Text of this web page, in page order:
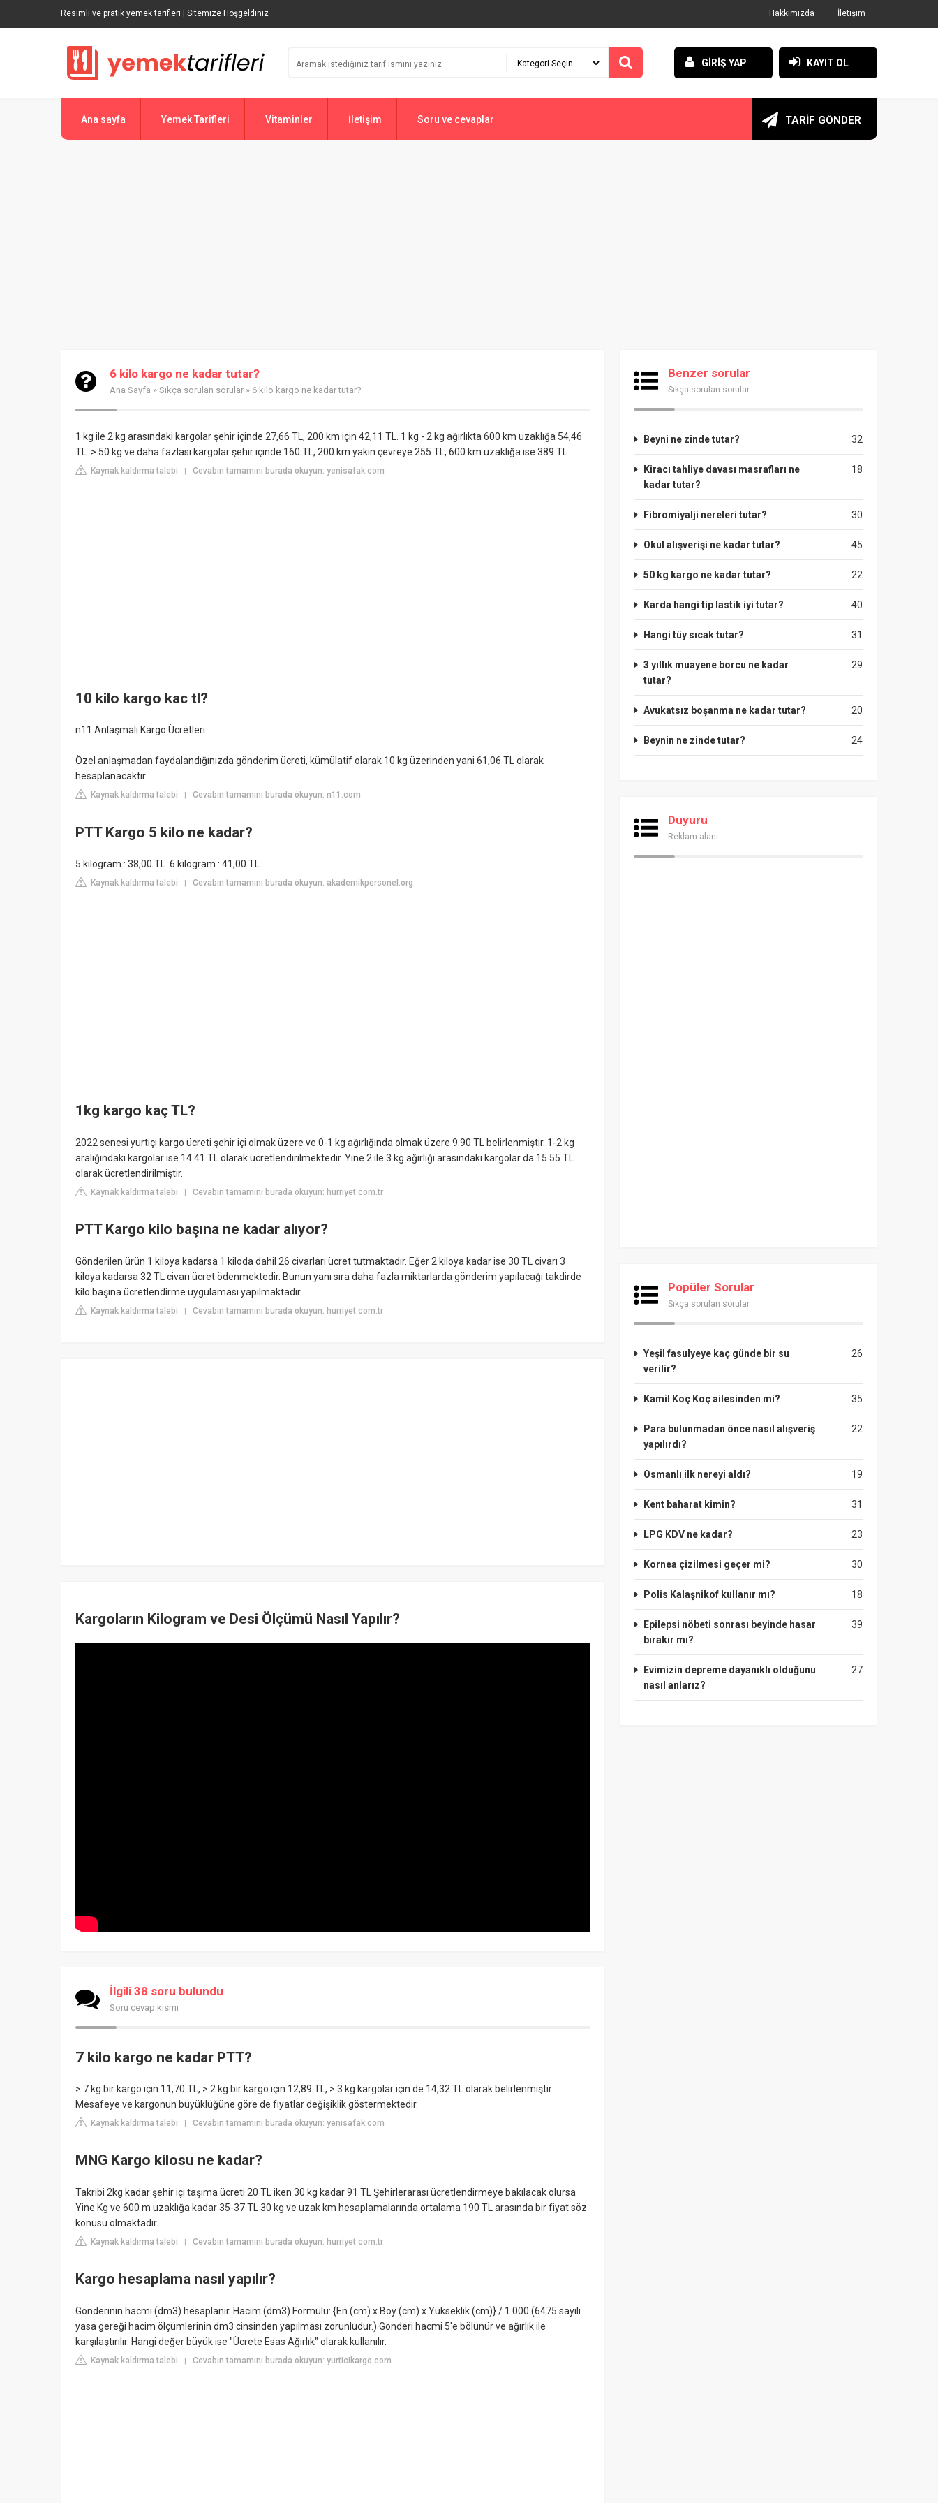
Resimli ve pratik yemek tarifleri | Sitemize Hoşgeldiniz Hakkımızda İletişim
GİRİŞ YAP KAYIT OL
Ana sayfa Yemek Tarifleri Vitaminler İletişim Soru ve cevaplar TARİF GÖNDER
6 kilo kargo ne kadar tutar?
Ana Sayfa » Sıkça sorulan sorular » 6 kilo kargo ne kadar tutar?
1 kg ile 2 kg arasındaki kargolar şehir içinde 27,66 TL, 200 km için 42,11 TL. 1 kg - 2 kg ağırlıkta 600 km uzaklığa 54,46
TL. > 50 kg ve daha fazlası kargolar şehir içinde 160 TL, 200 km yakın çevreye 255 TL, 600 km uzaklığa ise 389 TL.
Kaynak kaldırma talebi | Cevabın tamamını burada okuyun: yenisafak.com
10 kilo kargo kac tl?
n11 Anlaşmalı Kargo Ücretleri
Özel anlaşmadan faydalandığınızda gönderim ücreti, kümülatif olarak 10 kg üzerinden yani 61,06 TL olarak
hesaplanacaktır.
Kaynak kaldırma talebi Cevabın tamamını burada okuyun: n11.com
PTT Kargo 5 kilo ne kadar?
5 kilogram : 38,00 TL. 6 kilogram : 41,00 TL.
Kaynak kaldırma talebi Cevabın tamamını burada okuyun: akademikpersonel.org
1kg kargo kaç TL?
2022 senesi yurtiçi kargo ücreti şehir içi olmak üzere ve 0-1 kg ağırlığında olmak üzere 9.90 TL belirlenmiştir. 1-2 kg
aralığındaki kargolar ise 14.41 TL olarak ücretlendirilmektedir. Yine 2 ile 3 kg ağırlığı arasındaki kargolar da 15.55 TL
olarak ücretlendirilmiştir.
Kaynak kaldırma talebi | Cevabın tamamını burada okuyun: hurriyet.com.tr
PTT Kargo kilo başına ne kadar alıyor?
Gönderilen ürün 1 kiloya kadarsa 1 kiloda dahil 26 civarları ücret tutmaktadır. Eğer 2 kiloya kadar ise 30 TL civarı 3
kiloya kadarsa 32 TL civarı ücret ödenmektedir. Bunun yanı sıra daha fazla miktarlarda gönderim yapılacağı takdirde
kilo başına ücretlendirme uygulaması yapılmaktadır.
Kaynak kaldırma talebi | Cevabın tamamını burada okuyun: hurriyet.com.tr
Kargoların Kilogram ve Desi Ölçümü Nasıl Yapılır?
İlgili 38 soru bulundu
Soru cevap kısmı
7 kilo kargo ne kadar PTT?
> 7 kg bir kargo için 11,70 TL, > 2 kg bir kargo için 12,89 TL, > 3 kg kargolar için de 14,32 TL olarak belirlenmiştir.
Mesafeye ve kargonun büyüklüğüne göre de fiyatlar değişiklik göstermektedir.
Kaynak kaldırma talebi | Cevabın tamamını burada okuyun: yenisafak.com
MNG Kargo kilosu ne kadar?
Takribi 2kg kadar şehir içi taşıma ücreti 20 TL iken 30 kg kadar 91 TL Şehirlerarası ücretlendirmeye bakılacak olursa
Yine Kg ve 600 m uzaklığa kadar 35-37 TL 30 kg ve uzak km hesaplamalarında ortalama 190 TL arasında bir fiyat söz
konusu olmaktadır.
Kaynak kaldırma talebi | Cevabın tamamını burada okuyun: hurriyet.com.tr
Kargo hesaplama nasıl yapılır?
Gönderinin hacmi (dm3) hesaplanır. Hacim (dm3) Formülü: {En (cm) x Boy (cm) x Yükseklik (cm)} / 1.000 (6475 sayılı
yasa gereği hacim ölçümlerinin dm3 cinsinden yapılması zorunludur.) Gönderi hacmi 5'e bölünür ve ağırlık ile
karşılaştırılır. Hangi değer büyük ise "Ücrete Esas Ağırlık" olarak kullanılır.
Kaynak kaldırma talebi | Cevabın tamamını burada okuyun: yurticikargo.com
Benzer sorular
Sıkça sorulan sorular
32
Beyni ne zinde tutar?
18
Kiracı tahliye davası masrafları ne
kadar tutar?
30
Fibromiyalji nereleri tutar?
45
Okul alışverişi ne kadar tutar?
22
50 kg kargo ne kadar tutar?
40
Karda hangi tip lastik iyi tutar?
31
Hangi tüy sıcak tutar?
29
3 yıllık muayene borcu ne kadar
tutar?
20
Avukatsız boşanma ne kadar tutar?
24
Beynin ne zinde tutar?
Duyuru
Reklam alanı
Popüler Sorular
Sıkça sorulan sorular
26
Yeşil fasulyeye kaç günde bir su
verilir?
35
Kamil Koç Koç ailesinden mi?
22
Para bulunmadan önce nasıl alışveriş
yapılırdı?
19
Osmanlı ilk nereyi aldı?
31
Kent baharat kimin?
23
LPG KDV ne kadar?
30
Kornea çizilmesi geçer mi?
18
Polis Kalaşnikof kullanır mı?
39
Epilepsi nöbeti sonrası beyinde hasar
bırakır mı?
27
Evimizin depreme dayanıklı olduğunu
nasıl anlarız?